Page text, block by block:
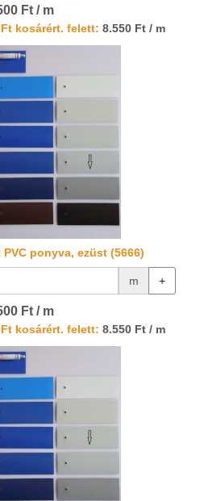
Ft / m
kosárért. felett: 8.550 Ft / m
ponyva, ezüst (5666)
m +
Ft / m
kosárért. felett: 8.550 Ft / m